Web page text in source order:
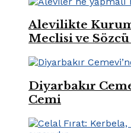
Alevilikte
Meclisi ve
Diyarbakır
Cemi